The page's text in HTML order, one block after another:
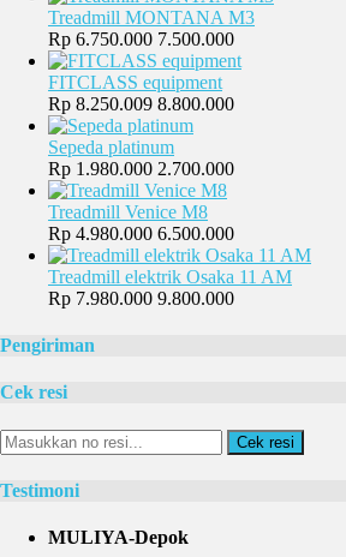
Treadmill MONTANA M3
Rp 6.750.000 7.500.000
FITCLASS equipment
Rp 8.250.009 8.800.000
Sepeda platinum
Rp 1.980.000 2.700.000
Treadmill Venice M8
Rp 4.980.000 6.500.000
Treadmill elektrik Osaka 11 AM
Rp 7.980.000 9.800.000
Pengiriman
Cek resi
Cek resi
Testimoni
MULIYA-Depok